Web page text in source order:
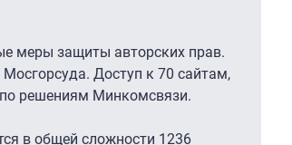
меры защиты авторских прав.
Доступ к 70 сайтам,
решениям Минкомсвязи.
в общей сложности 1236